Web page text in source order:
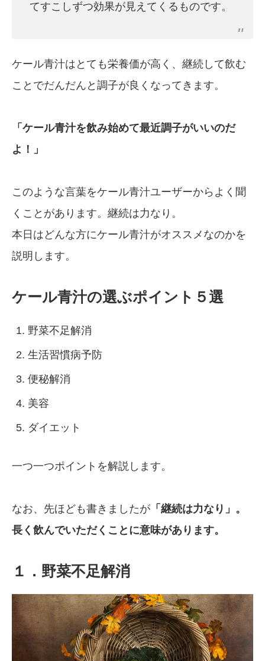
てすこしずつ効果が見えてくるものです。
ケール青汁はとても栄養価が高く、継続して飲む
ことでだんだんと調子が良くなってきます。
「ケール青汁を飲み始めて最近調子がいいのだ
よ！」
このような言葉をケール青汁ユーザーからよく聞
くことがあります。継続は力なり。
本日はどんな方にケール青汁がオススメなのかを
説明します。
ケール青汁の選ぶポイント５選
野菜不足解消
生活習慣病予防
便秘解消
美容
ダイエット
一つ一つポイントを解説します。
なお、先ほども書きましたが 「継続は力なり」。
長く飲んでいただくことに意味があります。
１．野菜不足解消